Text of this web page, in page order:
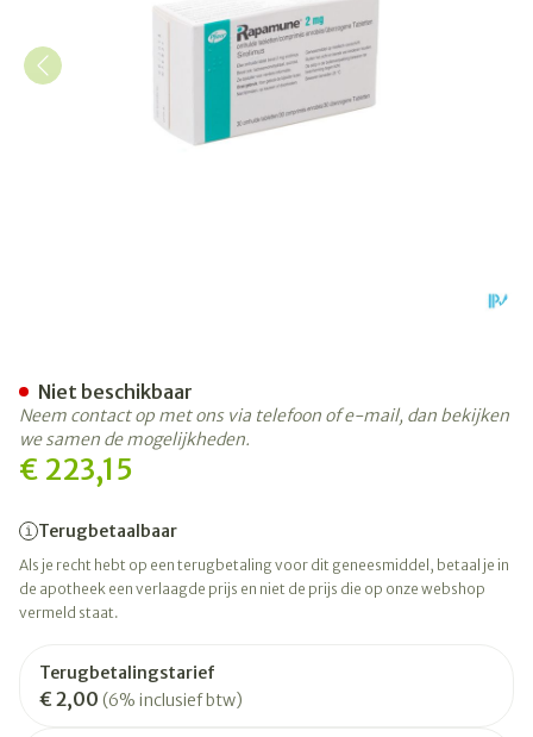
€ 223,15
Terugbetaalbaar
Als je recht hebt op een terugbetaling voor dit geneesmiddel, betaal je in
de apotheek een verlaagde prijs en niet de prijs die op onze webshop
vermeld staat.
Terugbetalingstarief
€ 2,00 (6% inclusief btw)
Niet beschikbaar
Neem contact op met ons via telefoon of e-mail, dan bekijken
we samen de mogelijkheden.